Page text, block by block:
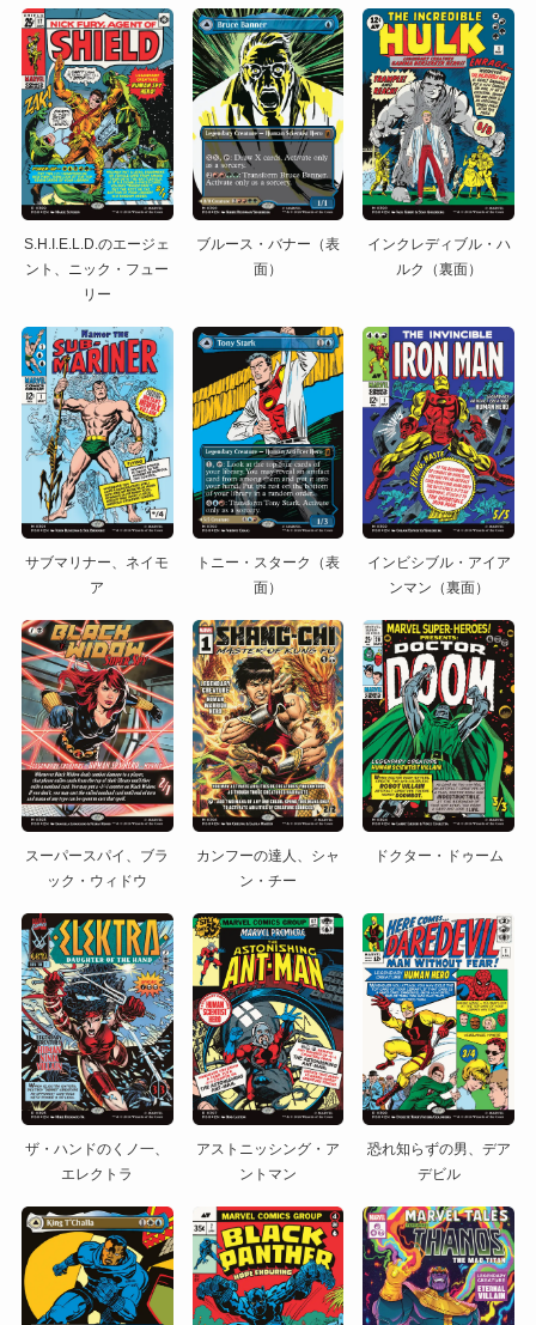
S.H.I.E.L.D.のエージェ
ント、ニック・フュー
リー
ブルース・バナー（表
面）
インクレディブル・ハ
ルク（裏面）
サブマリナー、ネイモ
ア
トニー・スターク（表
面）
インビシブル・アイア
ンマン（裏面）
スーパースパイ、ブラ
ック・ウィドウ
カンフーの達人、シャ
ン・チー
ドクター・ドゥーム
ザ・ハンドのくノ一、
エレクトラ
アストニッシング・ア
ントマン
恐れ知らずの男、デア
デビル